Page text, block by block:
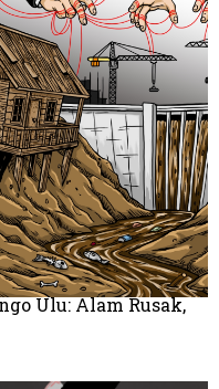
Ulu: Alam Rusak,